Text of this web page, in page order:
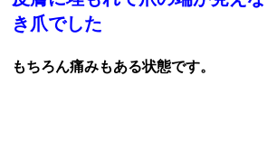
き爪でした
もちろん痛みもある状態です。